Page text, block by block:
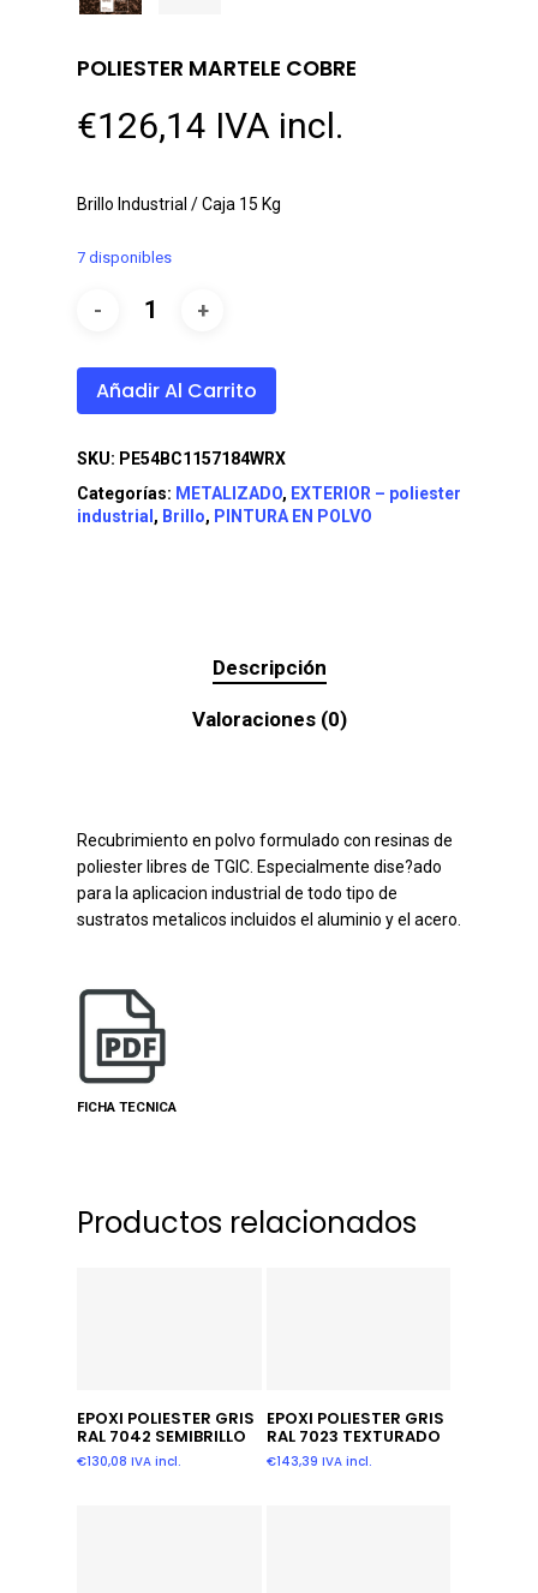
POLIESTER MARTELE COBRE
€126,14 IVA incl.
Brillo Industrial / Caja 15 Kg
7 disponibles
Añadir Al Carrito
SKU: PE54BC1157184WRX
Categorías: METALIZADO, EXTERIOR – poliester
industrial , Brillo, PINTURA EN POLVO
Descripción
Valoraciones (0)
Recubrimiento en polvo formulado con resinas de
poliester libres de TGIC. Especialmente dise?ado
para la aplicacion industrial de todo tipo de
sustratos metalicos incluidos el aluminio y el acero.
FICHA TECNICA
Productos relacionados
Añadir Al Carrito
EPOXI POLIESTER GRIS
RAL 7042 SEMIBRILLO
€130,08 IVA incl.
Leer Más
EPOXI POLIESTER GRIS
RAL 7023 TEXTURADO
€143,39 IVA incl.